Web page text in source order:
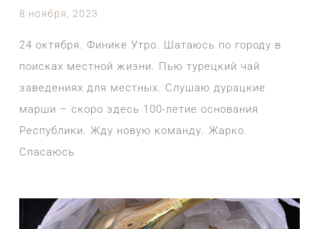
8 ноября, 2023
24 октября. Финике Утро. Шатаюсь по городу в
поисках местной жизни. Пью турецкий чай
заведениях для местных. Слушаю дурацкие
марши – скоро здесь 100-летие основания
Республики. Жду новую команду. Жарко.
Спасаюсь